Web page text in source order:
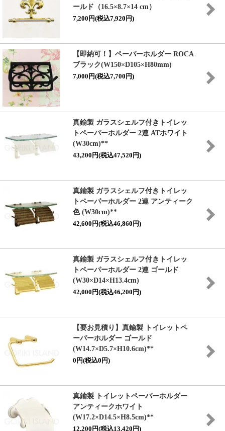
ールド（16.5×8.7×14 cm）
7,200円(税込7,920円)
【即納可！】ペーパーホルダー ROCA
ブラック(W150×D105×H80mm)
7,000円(税込7,700円)
真鍮製 ガラスシェルフ付きトイレッ
トペーパーホルダー 2連 ATホワイト
(W30cm)**
43,200円(税込47,520円)
真鍮製 ガラスシェルフ付きトイレッ
トペーパーホルダー 2連 アンティーク
色 (W30cm)**
42,600円(税込46,860円)
真鍮製 ガラスシェルフ付きトイレッ
トペーパーホルダー 2連 ゴールド
(W30×D14×H13.4cm)
42,000円(税込46,200円)
【要お見積り】真鍮製 トイレットペ
ーパーホルダー ゴールド
(W14.7×D5.7×H10.6cm)**
0円(税込0円)
真鍮製 トイレットペーパーホルダー
アンティークホワイト
(W17.2×D14.5×H8.5cm)**
12,200円(税込13,420円)